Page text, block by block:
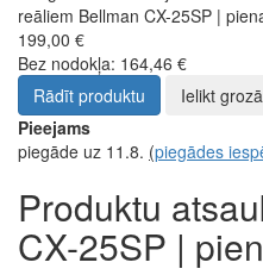
reāliem Bellman CX-25SP |
199,00 €
Bez nodokļa: 164,46 €
Rādīt produktu
Ielikt grozā
Pieejams
piegāde uz 11.8. (piegādes
Produktu
CX-25SP |